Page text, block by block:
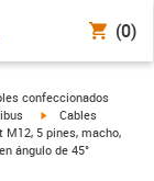
(0)
arrow-right
confeccionados
arrow-right
igus-icon-arrow-
Cables
M12, 5 pines, macho,
ángulo de 45°